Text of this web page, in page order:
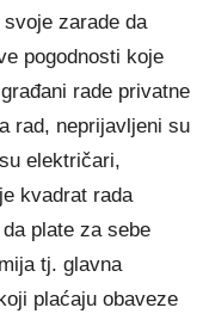
zarade da
pogodnosti koje
rade privatne
rad, neprijavljeni su
električari,
kvadrat rada
plate za sebe
tj. glavna
plaćaju obaveze